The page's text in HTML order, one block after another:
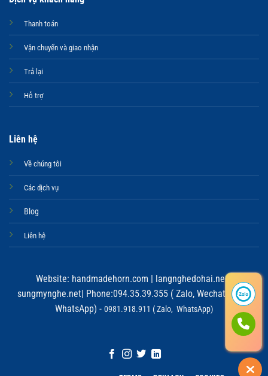
Thanh toán
Vận chuyển và giao nhận
Trả lại
Hỗ trợ
Liên hệ
Về chúng tôi
Các dịch vụ
Blog
Liên hệ
Website: handmadehorn.com | langnghedohai.net
sungmynghe.net| Phone:094.35.39.355 ( Zalo, Wechat, Viber,
WhatsApp) - 0981.918.911 ( Zalo, WhatsApp)